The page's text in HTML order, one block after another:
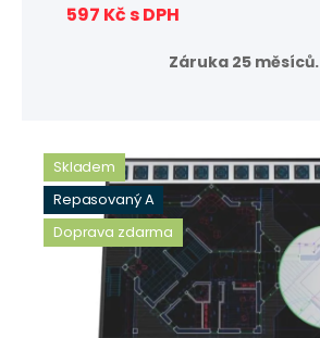
597 Kč s DPH
Záruka 25 měsíců.
Skladem
Repasovaný A
Doprava zdarma